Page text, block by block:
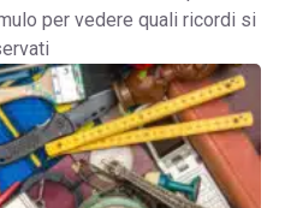
per vedere quali ricordi si